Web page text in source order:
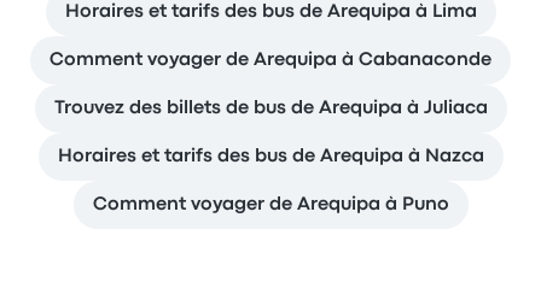
Horaires et tarifs des bus de Arequipa à Lima
Comment voyager de Arequipa à Cabanaconde
Trouvez des billets de bus de Arequipa à Juliaca
Horaires et tarifs des bus de Arequipa à Nazca
Comment voyager de Arequipa à Puno